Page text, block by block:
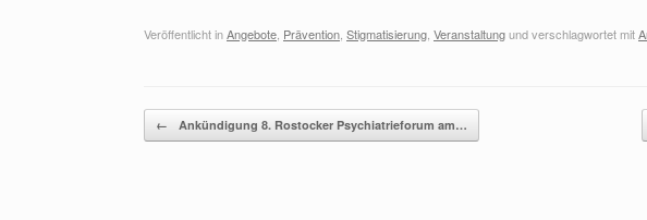
Veröffentlicht inAngebote Prävention Stigmatisierung Veranstaltungund verschlagwortet mit
Beitragsnavigation
← Ankündigung 8. Rostocker Psychiatrieforum am…